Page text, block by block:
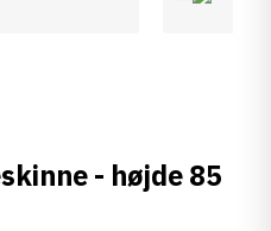
- højde 85